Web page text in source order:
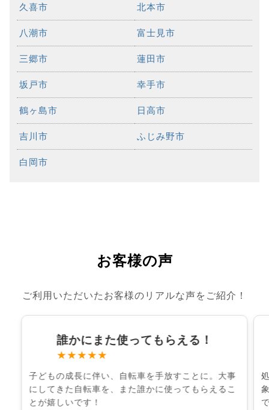
久喜市 北本市
八潮市 富士見市
三郷市 蓮田市
坂戸市 幸手市
鶴ヶ島市 日高市
吉川市 ふじみ野市
白岡市
お客様の声
ご利用いただいたお客様のリアルな声をご紹介！
誰かにまた使ってもらえる！
★★★★★
子どもの成長に伴い、自転車を手放すことに。大事
にしてきた自転車を、また誰かに使ってもらえるこ
とが嬉しいです！